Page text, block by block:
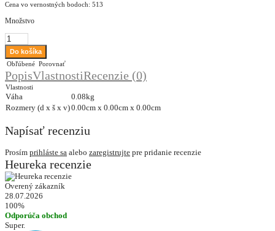
Cena vo vernostných bodoch: 513
Množstvo
Obľúbené Porovnať
PopisVlastnostiRecenzie (0)
Vlastnosti
Váha
0.08kg
Rozmery (d x š x v)0.00cm x 0.00cm x 0.00cm
Napísať recenziu
Prosím prihláste sa alebo zaregistrujte pre pridanie recenzie
Heureka recenzie
Overený zákazník
28.07.2026
100%
Odporúča obchod
Super.